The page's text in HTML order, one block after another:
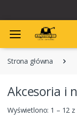
Strona główna
Akcesoria i
Wyświetlono: 1 – 12